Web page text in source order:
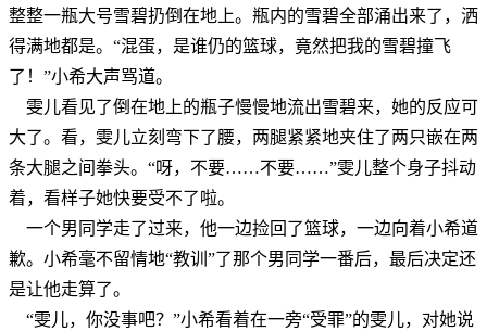
整整一瓶大号雪碧扔倒在地上。瓶内的雪碧全部涌出来了，洒
得满地都是。“混蛋，是谁仍的篮球，竟然把我的雪碧撞飞
了！”小希大声骂道。
雯儿看见了倒在地上的瓶子慢慢地流出雪碧来，她的反应可
大了。看，雯儿立刻弯下了腰，两腿紧紧地夹住了两只嵌在两
条大腿之间拳头。“呀，不要……不要……”雯儿整个身子抖动
着，看样子她快要受不了啦。
一个男同学走了过来，他一边捡回了篮球，一边向着小希道
歉。小希毫不留情地“教训”了那个男同学一番后，最后决定还
是让他走算了。
“雯儿，你没事吧？”小希看着在一旁“受罪”的雯儿，对她说